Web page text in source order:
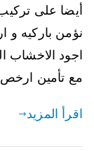
أيضا على
نؤمن باركيه
اجود الاخشاب
مع تأمين
اقرأ المزيد